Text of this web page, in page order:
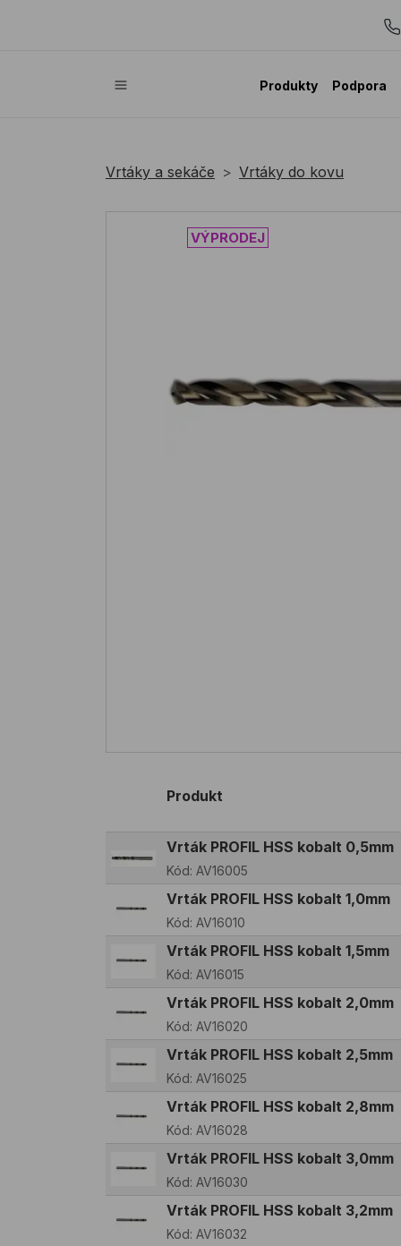
Produkty Podpora
Vrtáky a sekáče Vrtáky do kovu
Produkt
Vrták PROFIL HSS kobalt 0,5mm
Kód: AV16005
Vrták PROFIL HSS kobalt 1,0mm
Kód: AV16010
Vrták PROFIL HSS kobalt 1,5mm
Kód: AV16015
Vrták PROFIL HSS kobalt 2,0mm
Kód: AV16020
Vrták PROFIL HSS kobalt 2,5mm
Kód: AV16025
Vrták PROFIL HSS kobalt 2,8mm
Kód: AV16028
Vrták PROFIL HSS kobalt 3,0mm
Kód: AV16030
Vrták PROFIL HSS kobalt 3,2mm
Kód: AV16032